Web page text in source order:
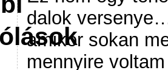
dalok
amikor sokan
mennyire